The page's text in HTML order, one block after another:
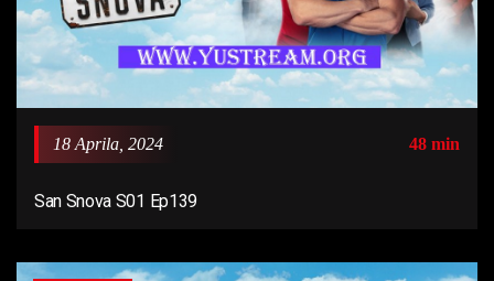
18 Aprila, 2024 48 min
San Snova S01 Ep139